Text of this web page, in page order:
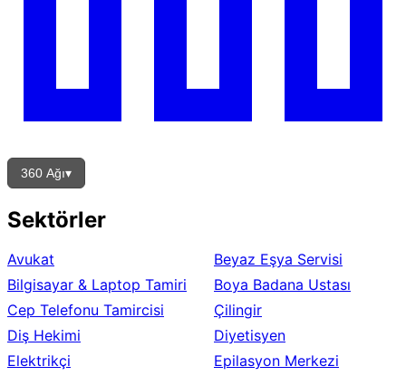
360 Ağı▾
Sektörler
Avukat
Beyaz Eşya Servisi
Bilgisayar & Laptop Tamiri
Boya Badana Ustası
Cep Telefonu Tamircisi
Çilingir
Diş Hekimi
Diyetisyen
Elektrikçi
Epilasyon Merkezi